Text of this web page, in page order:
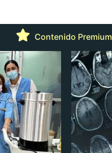
Contenido Premium